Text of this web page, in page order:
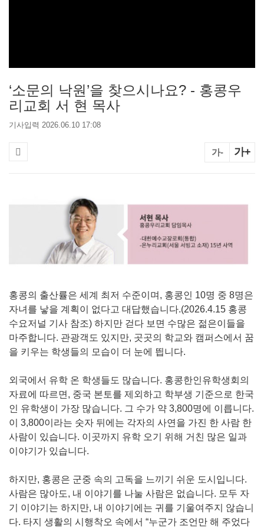
‘소문의 낙원’을 찾으시나요? - 홍콩우
리교회 서 현 목사
기사입력 2026.06.10 17:08
가- 가+
홍콩의 출산률은 세계 최저 수준이며, 홍콩인 10명 중 8명은
자녀를 낳을 계획이 없다고 대답했습니다.(2026.4.15 홍콩
수요저널 기사 참조) 하지만 걷다 보면 수많은 젊은이들을
마주합니다. 관광객도 있지만, 곳곳의 학교와 캠퍼스에서 꿈
을 키우는 학생들의 모습이 더 눈에 띕니다.
외국에서 유학 온 학생들도 많습니다. 홍콩한인유학생회의
자료에 따르면, 중국 본토를 제외하고 학부생 기준으로 한국
인 유학생이 가장 많습니다. 그 수가 약 3,800명에 이릅니다.
이 3,800이라는 숫자 뒤에는 각자의 사연을 가진 한 사람 한
사람이 있습니다. 이곳까지 유학 오기 위해 거친 많은 일과
이야기가 있습니다.
하지만, 홍콩은 군중 속의 고독을 느끼기 쉬운 도시입니다.
사람은 많아도, 내 이야기를 나눌 사람은 없습니다. 모두 자
기 이야기는 하지만, 내 이야기에는 귀를 기울여주지 않습니
다. 타지 생활의 시행착오 속에서 “누군가 조언만 해 주었다